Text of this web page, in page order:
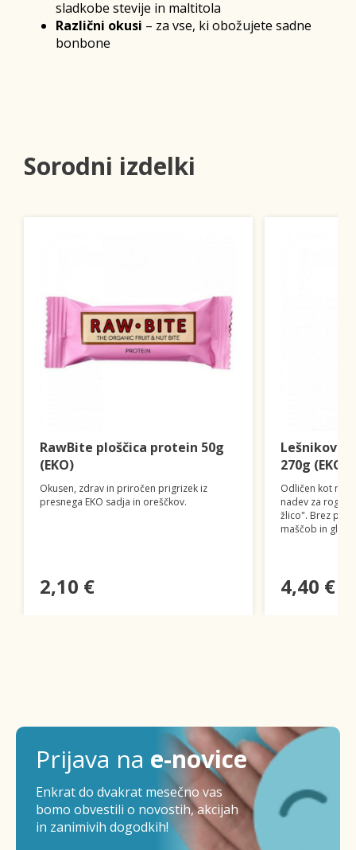
sladkobe stevije in maltitola
Različni okusi – za vse, ki obožujete sadne
bonbone
Sorodni izdelki
RawBite ploščica protein 50g
(EKO)
Okusen, zdrav in priročen prigrizek iz
presnega EKO sadja in oreščkov.
2,10 €
Lešnikov
270g (EKO)
Odličen kot
nadev za
žlico". Brez
maščob in
4,40 €
Prijava na e-novice
Enkrat do dvakrat mesečno vas
bomo obvestili o novostih, akcijah
in zanimivih dogodkih!